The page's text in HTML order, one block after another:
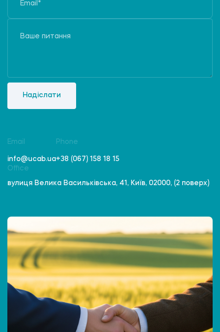
Надіслати
Email
info@ucab.ua
Phone
+38 (067) 158 18 15
Office
вулиця Велика Васильківська, 41, Київ, 02000, (2 поверх)